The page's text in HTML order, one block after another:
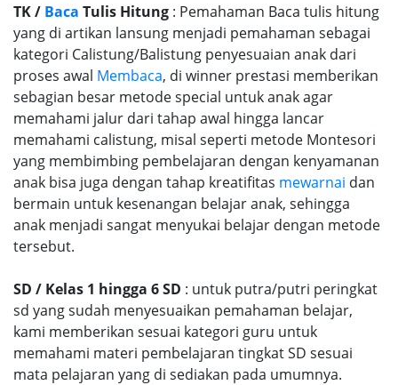
TK / Baca Tulis Hitung : Pemahaman Baca tulis hitung
yang di artikan lansung menjadi pemahaman sebagai
kategori Calistung/Balistung penyesuaian anak dari
proses awal Membaca, di winner prestasi memberikan
sebagian besar metode special untuk anak agar
memahami jalur dari tahap awal hingga lancar
memahami calistung, misal seperti metode Montesori
yang membimbing pembelajaran dengan kenyamanan
anak bisa juga dengan tahap kreatifitas mewarnai dan
bermain untuk kesenangan belajar anak, sehingga
anak menjadi sangat menyukai belajar dengan metode
tersebut.
SD / Kelas 1 hingga 6 SD : untuk putra/putri peringkat
sd yang sudah menyesuaikan pemahaman belajar,
kami memberikan sesuai kategori guru untuk
memahami materi pembelajaran tingkat SD sesuai
mata pelajaran yang di sediakan pada umumnya.